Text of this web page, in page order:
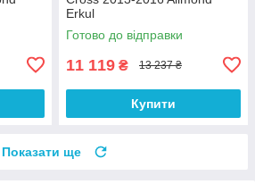
Erkul
Готово до відправки
11 119 ₴ 13 237 ₴
Купити
Показати ще